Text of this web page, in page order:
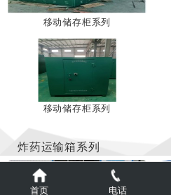
移动储存柜系列
移动储存柜系列
炸药运输箱系列
首页 电话